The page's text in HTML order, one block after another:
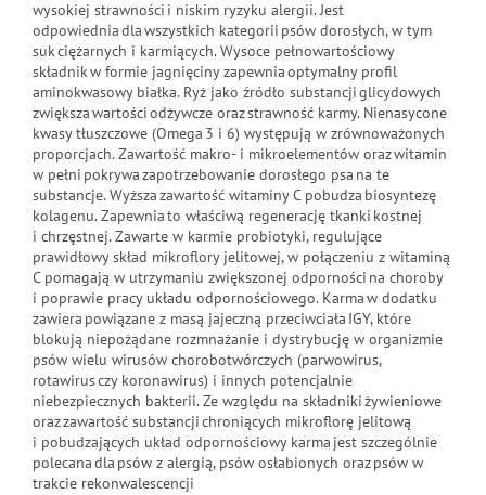
wysokiej strawności i niskim ryzyku alergii. Jest
odpowiednia dla wszystkich kategorii psów dorosłych, w tym
suk ciężarnych i karmiących. Wysoce pełnowartościowy
składnik w formie jagnięciny zapewnia optymalny profil
aminokwasowy białka. Ryż jako źródło substancji glicydowych
zwiększa wartości odżywcze oraz strawność karmy. Nienasycone
kwasy tłuszczowe (Omega 3 i 6) występują w zrównoważonych
proporcjach. Zawartość makro- i mikroelementów oraz witamin
w pełni pokrywa zapotrzebowanie dorosłego psa na te
substancje. Wyższa zawartość witaminy C pobudza biosyntezę
kolagenu. Zapewnia to właściwą regenerację tkanki kostnej
i chrzęstnej. Zawarte w karmie probiotyki, regulujące
prawidłowy skład mikroflory jelitowej, w połączeniu z witaminą
C pomagają w utrzymaniu zwiększonej odporności na choroby
i poprawie pracy układu odpornościowego. Karma w dodatku
zawiera powiązane z masą jajeczną przeciwciała IGY, które
blokują niepożądane rozmnażanie i dystrybucję w organizmie
psów wielu wirusów chorobotwórczych (parwowirus,
rotawirus czy koronawirus) i innych potencjalnie
niebezpiecznych bakterii. Ze względu na składniki żywieniowe
oraz zawartość substancji chroniących mikroflorę jelitową
i pobudzających układ odpornościowy karma jest szczególnie
polecana dla psów z alergią, psów osłabionych oraz psów w
trakcie rekonwalescencji